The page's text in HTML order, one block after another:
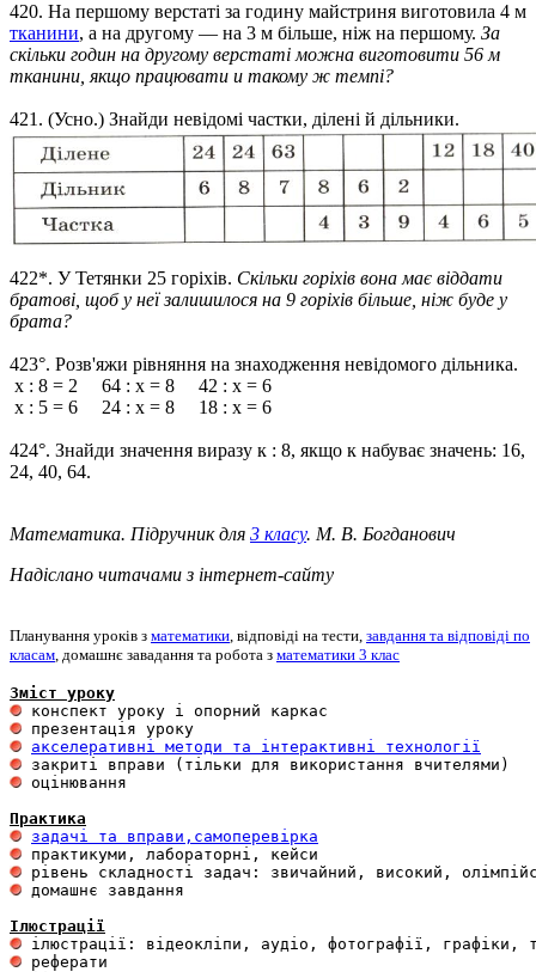
420. На першому верстаті за годину майстриня виготовила 4 м
тканини, а на другому — на 3 м більше, ніж на першому. За
скільки годин на другому верстаті можна виготовити 56 м
тканини, якщо працювати и такому ж темпі?
421. (Усно.) Знайди невідомі частки, ділені й дільники.
422*. У Тетянки 25 горіхів. Скільки горіхів вона має віддати
братові, щоб у неї залишилося на 9 горіхів більше, ніж буде у
брата?
423°. Розв'яжи рівняння на знаходження невідомого дільника.
х : 8 = 2 64 : х = 8 42 : х = 6
х : 5 = 6 24 : х = 8 18 : х = 6
424°. Знайди значення виразу к : 8, якщо к набуває значень: 16,
24, 40, 64.
Математика. Підручник для 3 класу. М. В. Богданович
Надіслано читачами з інтернет-сайту
Планування уроків з математики, відповіді на тести, завдання та відповіді по
класам, домашнє завадання та робота з математики 3 клас
Зміст уроку
акселеративні методи та інтерактивні технології
оцінювання
Практика
задачі та вправи,самоперевірка
домашнє завдання
Ілюстрації